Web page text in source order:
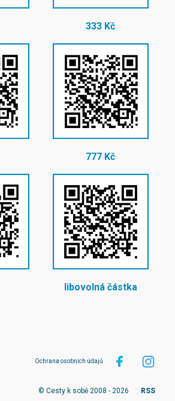
333 Kč
777 Kč
libovolná částka
Ochrana osobních údajů
© Cesty k sobě 2008 - 2026 RSS